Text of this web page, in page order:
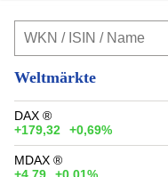
Weltmärkte
DAX ®
+179,32
+0,69%
MDAX ®